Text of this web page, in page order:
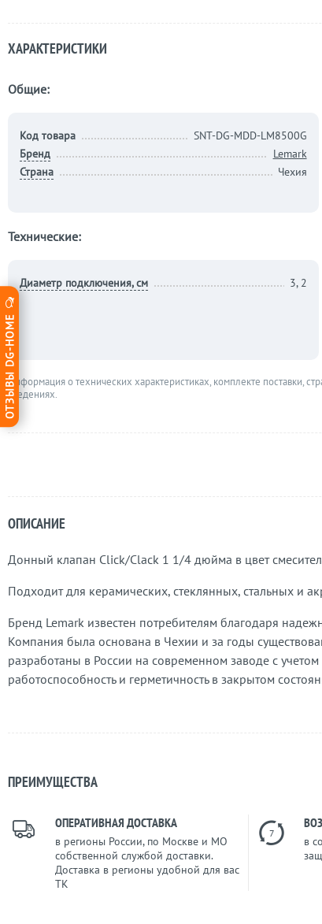
ОТЗЫВЫ DG-HOME
ОПИСАНИЕ
Донный клапан Click/Clack 1 1/4 дюйма в цвет
Подходит для керамических, стеклянных, стальных и
Бренд Lemark известен потребителям благодаря
Компания была основана в Чехии и за годы
разработаны в России на современном заводе с
работоспособность и герметичность в закрытом
ПРЕИМУЩЕСТВА
ОПЕРАТИВНАЯ ДОСТАВКА
в регионы России, по Москве и МО
собственной службой доставки.
Доставка в регионы удобной для вас
ТК
7
в
ХАРАКТЕРИСТИКИ
Общие:
Код товара
SNT-DG-MDD-LM8500G
Бренд
Lemark
Страна
Чехия
Технические:
Диаметр подключения, см 3, 2
Информация о технических характеристиках, комплекте поставки,
сведениях.